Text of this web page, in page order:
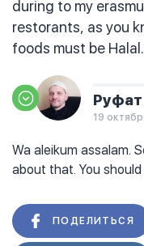
during to my
restorants, as you
foods must be
19
Wa aleikum assalam.
about that. You
ПОДЕЛИТЬСЯ